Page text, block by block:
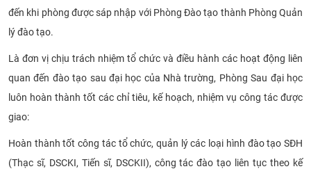
CỰU NGƯỜI HỌC
đến khi phòng được sáp nhập với Phòng Đào tạo thành Phòng Quản
lý đào tạo.
Là đơn vị chịu trách nhiệm tổ chức và điều hành các hoạt động liên
quan đến đào tạo sau đại học của Nhà trường, Phòng Sau đại học
luôn hoàn thành tốt các chỉ tiêu, kế hoạch, nhiệm vụ công tác được
giao:
Hoàn thành tốt công tác tổ chức, quản lý các loại hình đào tạo SĐH
(Thạc sĩ, DSCKI, Tiến sĩ, DSCKII), công tác đào tạo liên tục theo kế